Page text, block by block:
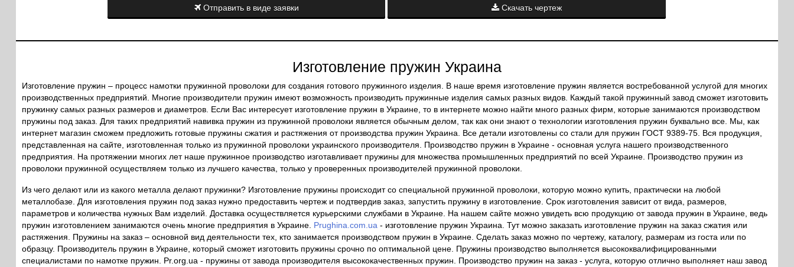
Отправить в виде заявки Скачать чертеж
Изготовление пружин Украина
Изготовление пружин – процесс намотки пружинной проволоки для создания готового пружинного изделия. В наше время изготовление пружин является востребованной услугой для многих
производственных предприятий. Многие производители пружин имеют возможность производить пружинные изделия самых разных видов. Каждый такой пружинный завод сможет изготовить
пружинку самых разных размеров и диаметров. Если Вас интересует изготовление пружин в Украине, то в интернете можно найти много разных фирм, которые занимаются производством
пружины под заказ. Для таких предприятий навивка пружин из пружинной проволоки является обычным делом, так как они знают о технологии изготовления пружин буквально все. Мы, как
интернет магазин сможем предложить готовые пружины сжатия и растяжения от производства пружин Украина. Все детали изготовлены со стали для пружин ГОСТ 9389-75. Вся продукция,
представленная на сайте, изготовленная только из пружинной проволоки украинского производителя. Производство пружин в Украине - основная услуга нашего производственного
предприятия. На протяжении многих лет наше пружинное производство изготавливает пружины для множества промышленных предприятий по всей Украине. Производство пружин из
проволоки пружинной осуществляем только из лучшего качества, только у проверенных производителей пружинной проволоки.
Из чего делают или из какого металла делают пружинки? Изготовление пружины происходит со специальной пружинной проволоки, которую можно купить, практически на любой
металлобазе. Для изготовления пружин под заказ нужно предоставить чертеж и подтвердив заказ, запустить пружину в изготовление. Срок изготовления зависит от вида, размеров,
параметров и количества нужных Вам изделий. Доставка осуществляется курьерскими службами в Украине. На нашем сайте можно увидеть всю продукцию от завода пружин в Украине, ведь
пружин изготовлением занимаются очень многие предприятия в Украине. Prughina.com.ua - изготовление пружин Украина. Тут можно заказать изготовление пружин на заказ сжатия или
растяжения. Пружины на заказ – основной вид деятельности тех, кто занимается производством пружин в Украине. Сделать заказ можно по чертежу, каталогу, размерам из госта или по
образцу. Производитель пружин в Украине, который сможет изготовить пружины срочно по оптимальной цене. Пружины производство выполняется высококвалифицированными
специалистами по намотке пружин. Pr.org.ua - пружины от завода производителя высококачественных пружин. Производство пружин на заказ - услуга, которую отлично выполняет наш завод